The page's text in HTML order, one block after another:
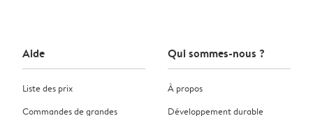
Aide
Liste des prix
Commandes de grandes
Qui sommes-nous ?
À propos
Développement durable